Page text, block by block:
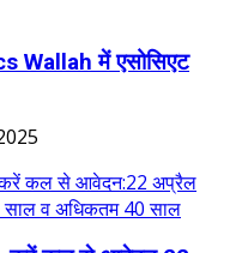
Wallah में एसोसिएट